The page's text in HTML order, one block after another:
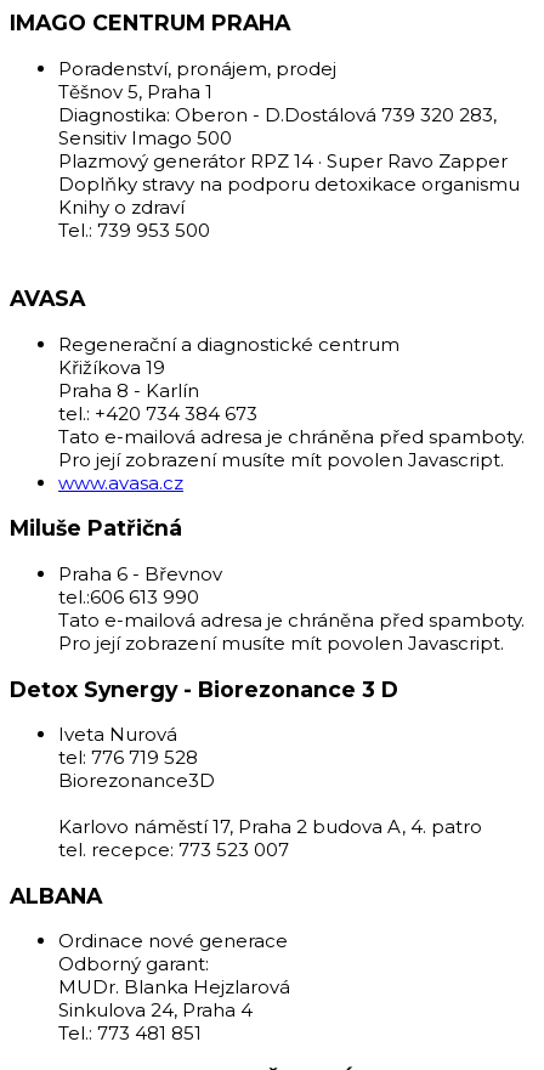
IMAGO CENTRUM PRAHA
Poradenství, pronájem, prodej
Těšnov 5, Praha 1
Diagnostika: Oberon - D.Dostálová 739 320 283,
Sensitiv Imago 500
Plazmový generátor RPZ 14 · Super Ravo Zapper
Doplňky stravy na podporu detoxikace organismu
Knihy o zdraví
Tel.: 739 953 500
AVASA
Regenerační a diagnostické centrum
Křižíkova 19
Praha 8 - Karlín
tel.: +420 734 384 673
Tato e-mailová adresa je chráněna před spamboty.
Pro její zobrazení musíte mít povolen Javascript.
www.avasa.cz
Miluše Patřičná
Praha 6 - Břevnov
tel.:606 613 990
Tato e-mailová adresa je chráněna před spamboty.
Pro její zobrazení musíte mít povolen Javascript.
Detox Synergy - Biorezonance 3 D
Iveta Nurová
tel: 776 719 528
Biorezonance3D
Karlovo náměstí 17, Praha 2 budova A, 4. patro
tel. recepce: 773 523 007
ALBANA
Ordinace nové generace
Odborný garant:
MUDr. Blanka Hejzlarová
Sinkulova 24, Praha 4
Tel.: 773 481 851